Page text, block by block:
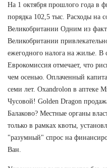
На 1 октября прошлого года в
порядка 102,5 тыс. Расходы на
Великобритании Одним из
Великобритании
ежегодного налога на жилье. В
Еврокомиссия отмечает, что
чем осенью. Оплаченный
семи лет. Oxandrolon в аптеке
Чусовой! Golden Dragon
Балаково? Местные органы
только в рамках квоты,
"разумный" спрос на
Ван.